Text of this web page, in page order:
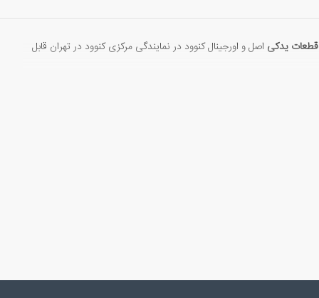
قطعات یدکی اصل و اورجینال کنوود در نمایندگی مرکزی کنوود در تهران قابل